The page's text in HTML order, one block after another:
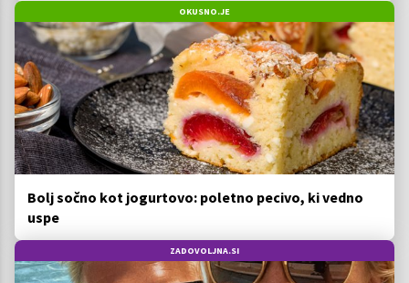
OKUSNO.JE
Bolj sočno kot jogurtovo: poletno pecivo, ki vedno
uspe
ZADOVOLJNA.SI